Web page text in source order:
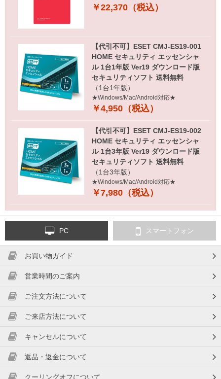
￥22,370（税込）
【代引不可】ESET CMJ-ES19-001
HOME セキュリティ エッセンシャ
ル 1台1年版 Ver19 ダウンロード版
セキュリティソフト 送料無料
（1台1年版）
★Windows/Mac/Android対応★
￥4,950（税込）
【代引不可】ESET CMJ-ES19-002
HOME セキュリティ エッセンシャ
ル 1台3年版 Ver19 ダウンロード版
セキュリティソフト 送料無料
（1台3年版）
★Windows/Mac/Android対応★
￥7,980（税込）
PC スマートフォン
お買い物ガイド
営業時間のご案内
ご注文方法について
ご来店方法について
キャンセルについて
返品・返金について
クーリングオフについて